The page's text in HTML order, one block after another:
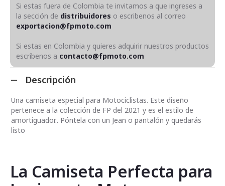
Si estas fuera de Colombia te invitamos a que ingreses a
la sección de distribuidores o escribenos al correo
exportacion@fpmoto.com
Si estas en Colombia y quieres adquirir nuestros productos
escríbenos a contacto@fpmoto.com
Descripción
Una camiseta especial para Motociclistas. Este diseño
pertenece a la colección de FP del 2021 y es el estilo de
amortiguador.. Póntela con un Jean o pantalón y quedarás
listo
La Camiseta Perfecta para